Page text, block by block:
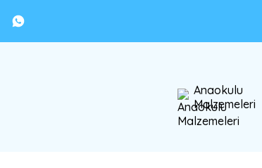
Anaokulu
Malzemeleri